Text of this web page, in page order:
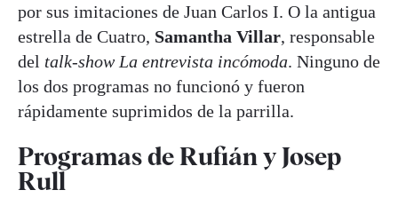
por sus imitaciones de Juan Carlos I. O la antigua
estrella de Cuatro, Samantha Villar, responsable
del talk-show La entrevista incómoda. Ninguno de
los dos programas no funcionó y fueron
rápidamente suprimidos de la parrilla.
Programas de Rufián y Josep
Rull